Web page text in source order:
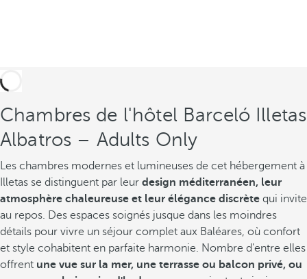
Chambres de l'hôtel Barceló Illetas
Albatros – Adults Only
Les chambres modernes et lumineuses de cet hébergement à
Illetas se distinguent par leur design méditerranéen, leur
atmosphère chaleureuse et leur élégance discrète qui invite
au repos. Des espaces soignés jusque dans les moindres
détails pour vivre un séjour complet aux Baléares, où confort
et style cohabitent en parfaite harmonie. Nombre d'entre elles
offrent une vue sur la mer, une terrasse ou balcon privé, ou